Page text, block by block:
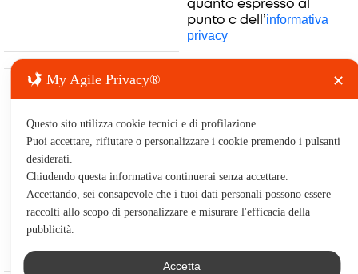
quanto espresso al
punto c dell’informativa
privacy
Azienda
Chi
Siamo
Formazione
Forum e
risorse
Guida al
percorso
formativo
Prodotti
& Servizi
Trading
Software
formativi
Formazione
Individuale
Shop
Risorse
Forum
Risorse
gratuite
e utilità
il team
YouTube
English(Inglese)
Legale
&
& Privacy
Policy
policy
My Agile Privacy® ✕
Questo sito utilizza cookie tecnici e di profilazione.
Puoi accettare, rifiutare o personalizzare i cookie premendo i pulsanti
desiderati.
Chiudendo questa informativa continuerai senza accettare.
Accettando, sei consapevole che i tuoi dati personali possono essere
raccolti allo scopo di personalizzare e misurare l'efficacia della
pubblicità.
Accetta